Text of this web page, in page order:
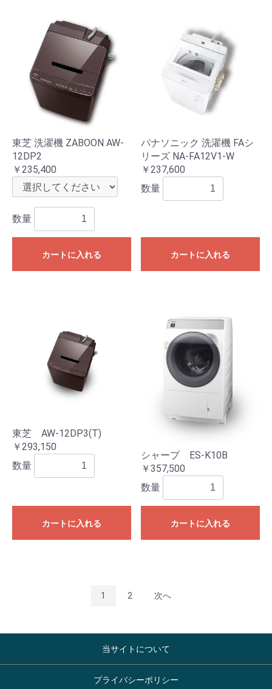
東芝 洗濯機 ZABOON AW-
12DP2
￥235,400
数量
カートに入れる
パナソニック 洗濯機 FAシ
リーズ NA-FA12V1-W
￥237,600
数量
カートに入れる
東芝 AW-12DP3(T)
￥293,150
数量
カートに入れる
シャープ ES-K10B
￥357,500
数量
カートに入れる
1 2 次へ
当サイトについて
プライバシーポリシー